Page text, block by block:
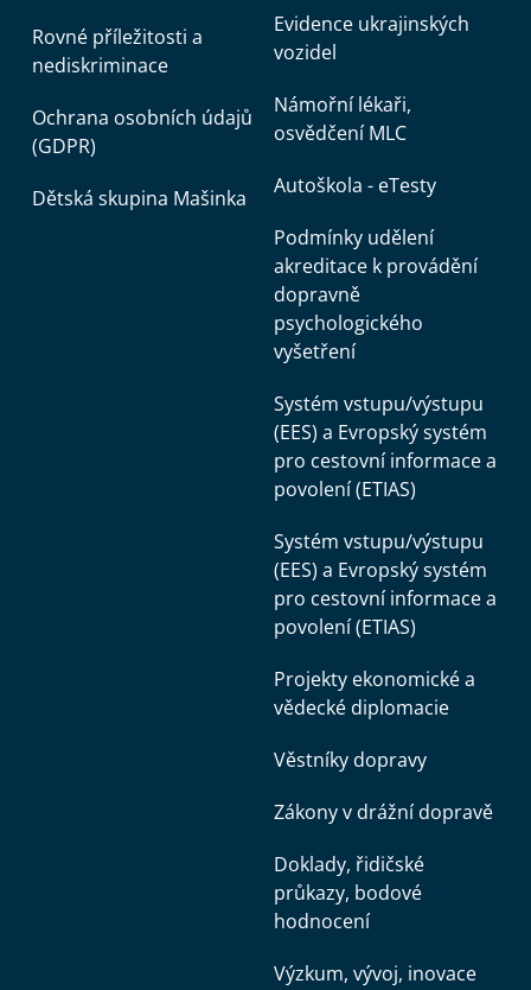
Rovné příležitosti a
nediskriminace
Ochrana osobních údajů
(GDPR)
Dětská skupina Mašinka
Evidence ukrajinských
vozidel
Námořní lékaři,
osvědčení MLC
Autoškola - eTesty
Podmínky udělení
akreditace k provádění
dopravně
psychologického
vyšetření
Systém vstupu/výstupu
(EES) a Evropský systém
pro cestovní informace a
povolení (ETIAS)
Systém vstupu/výstupu
(EES) a Evropský systém
pro cestovní informace a
povolení (ETIAS)
Projekty ekonomické a
vědecké diplomacie
Věstníky dopravy
Zákony v drážní dopravě
Doklady, řidičské
průkazy, bodové
hodnocení
Výzkum, vývoj, inovace